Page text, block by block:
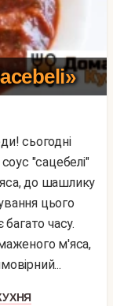
"сацебелі"
до шашлику
цього
часу.
м'яса,